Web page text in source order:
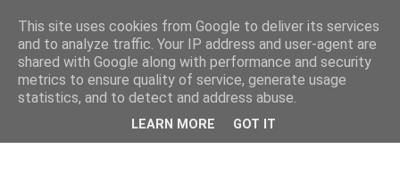
This site uses cookies from Google to deliver its services
and to analyze traffic. Your IP address and user-agent are
shared with Google along with performance and security
metrics to ensure quality of service, generate usage
statistics, and to detect and address abuse.
LEARN MORE GOT IT